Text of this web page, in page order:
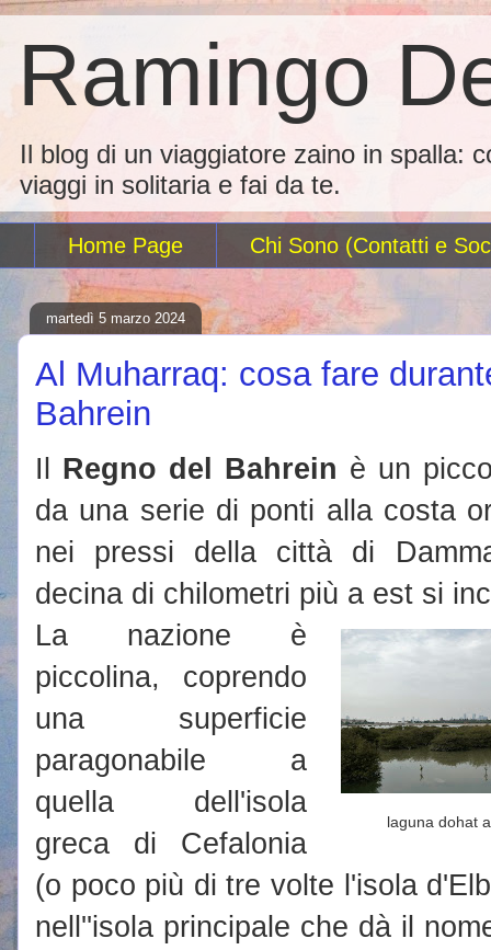
Ramingo
Il blog di un viaggiatore zaino in spalla:
viaggi in solitaria e fai da te.
Home Page Chi Sono (Contatti e
martedì 5 marzo 2024
Al Muharraq: cosa fare
Bahrein
Il Regno del Bahrein è un
da una serie di ponti alla costa
nei pressi della città di
decina di chilometri più a est si
laguna dohat
La nazione è
piccolina, coprendo
una superficie
paragonabile a
quella dell'isola
greca di Cefalonia
(o poco più di tre volte l'isola
nell''isola principale che dà il